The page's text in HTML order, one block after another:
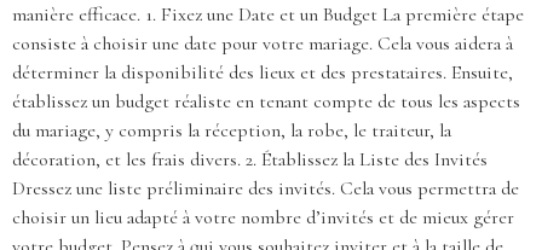
manière efficace. 1. Fixez une Date et un Budget La première étape
consiste à choisir une date pour votre mariage. Cela vous aidera à
déterminer la disponibilité des lieux et des prestataires. Ensuite,
établissez un budget réaliste en tenant compte de tous les aspects
du mariage, y compris la réception, la robe, le traiteur, la
décoration, et les frais divers. 2. Établissez la Liste des Invités
Dressez une liste préliminaire des invités. Cela vous permettra de
choisir un lieu adapté à votre nombre d’invités et de mieux gérer